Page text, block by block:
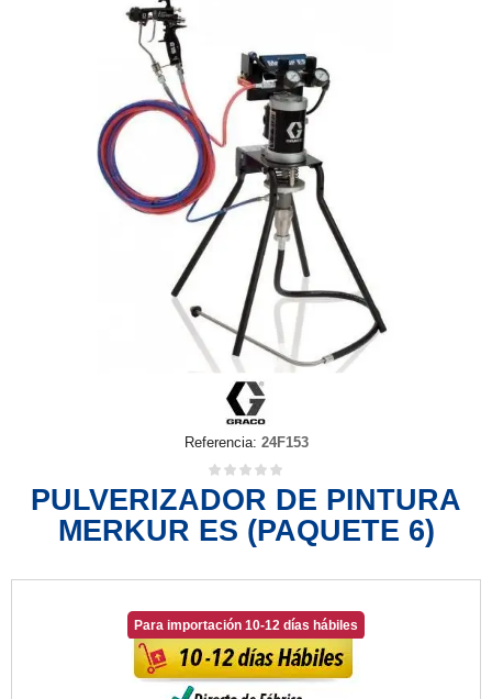
Referencia: 24F153
PULVERIZADOR DE PINTURA
MERKUR ES (PAQUETE 6)
Para importación 10-12 días hábiles